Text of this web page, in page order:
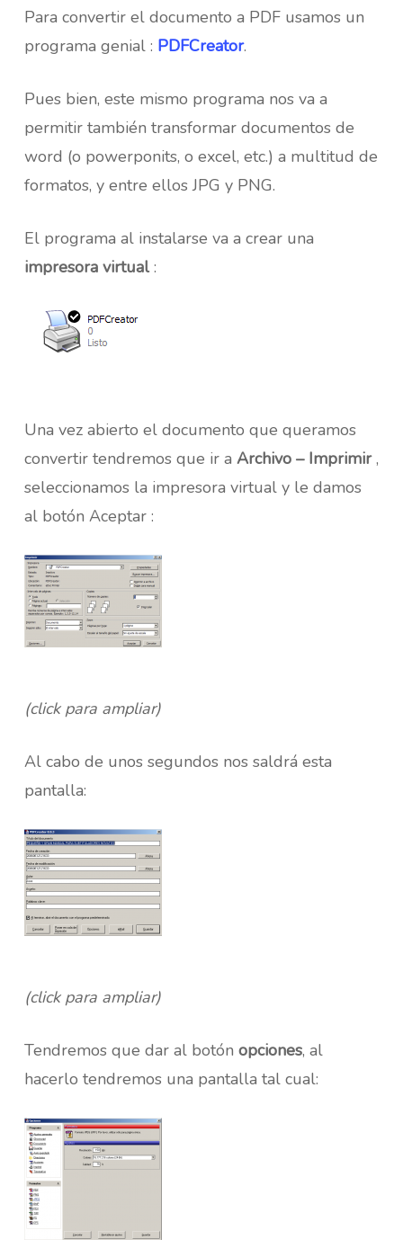
Para convertir el documento a PDF usamos un
programa genial : PDFCreator.
Pues bien, este mismo programa nos va a
permitir también transformar documentos de
word (o powerponits, o excel, etc.) a multitud de
formatos, y entre ellos JPG y PNG.
El programa al instalarse va a crear una
impresora virtual:
Una vez abierto el documento que queramos
convertir tendremos que ir a Archivo – Imprimir,
seleccionamos la impresora virtual y le damos
al botón Aceptar :
(click para ampliar)
Al cabo de unos segundos nos saldrá esta
pantalla:
(click para ampliar)
Tendremos que dar al botón opciones, al
hacerlo tendremos una pantalla tal cual: